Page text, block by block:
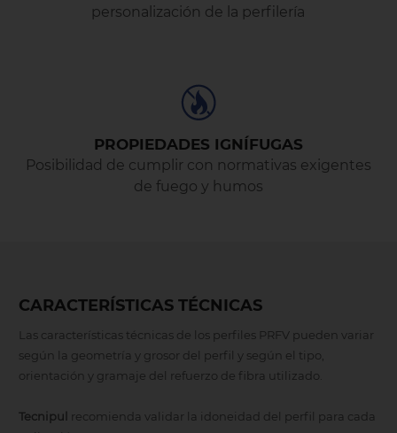
personalización de la perfilería
PROPIEDADES IGNÍFUGAS
Posibilidad de cumplir con normativas exigentes
de fuego y humos
CARACTERÍSTICAS TÉCNICAS
Las características técnicas de los perfiles PRFV pueden variar
según la geometría y grosor del perfil y según el tipo,
orientación y gramaje del refuerzo de fibra utilizado.
Tecnipul
recomienda validar la idoneidad del perfil para cada